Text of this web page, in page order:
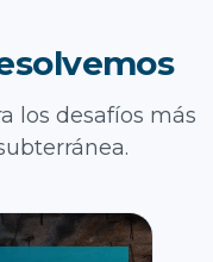
los desafíos más